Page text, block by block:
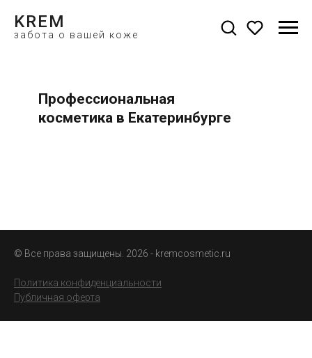
KREM
забота о вашей коже
Профессиональная
косметика в Екатеринбурге
© Все права защищены. 2026 - kremcosmetic.ru
Политика конфиденциальности
Публичная оферта